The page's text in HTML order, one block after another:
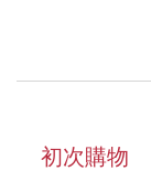
初次購物